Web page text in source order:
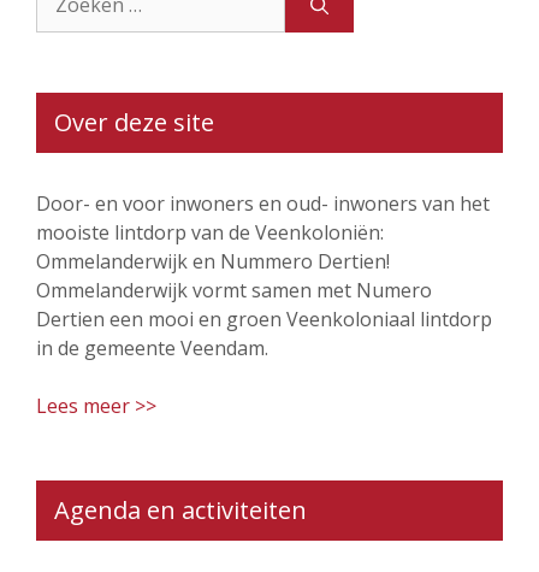
naar:
Over deze site
Door- en voor inwoners en oud- inwoners van het
mooiste lintdorp van de Veenkoloniën:
Ommelanderwijk en Nummero Dertien!
Ommelanderwijk vormt samen met Numero
Dertien een mooi en groen Veenkoloniaal lintdorp
in de gemeente Veendam.
Lees meer >>
Agenda en activiteiten